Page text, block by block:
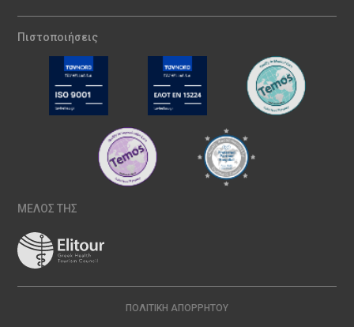
Πιστοποιήσεις
ΜΕΛΟΣ ΤΗΣ
ΠΟΛΙΤΙΚΉ ΑΠΟΡΡΉΤΟΥ